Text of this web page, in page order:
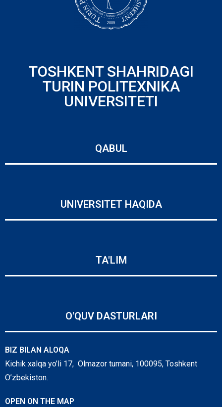
TOSHKENT SHAHRIDAGI
TURIN POLITEXNIKA
UNIVERSITETI
QABUL
UNIVERSITET HAQIDA
TA'LIM
O'QUV DASTURLARI
BIZ BILAN ALOQA
Kichik xalqa yo’li 17, Olmazor tumani, 100095, Toshkent
O’zbekiston.
OPEN ON THE MAP